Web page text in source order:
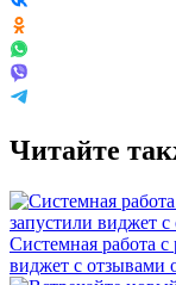
Читайте
Системная работа
виджет с отзывами